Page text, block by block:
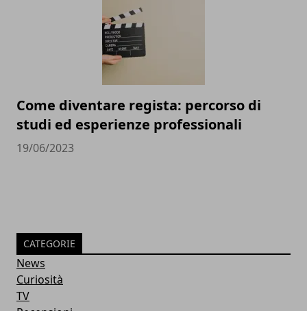
Come diventare regista: percorso di
studi ed esperienze professionali
19/06/2023
CATEGORIE
News
Curiosità
TV